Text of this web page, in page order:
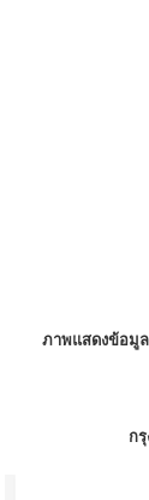
ภาพแสดงข้อมูล
ก